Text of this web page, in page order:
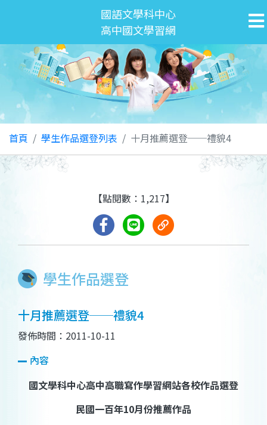
國語文學科中心
高中國文學習網
首頁 學生作品選登列表 十月推薦選登──禮貌4
學生作品選登
【點閱數：1,217】
十月推薦選登──禮貌4
發佈時間：2011-10-11
內容
國文學科中心高中高職寫作學習網站各校作品選登
民國一百年10月份推薦作品